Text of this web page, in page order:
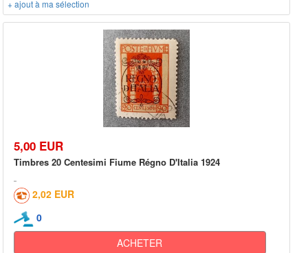
+ ajout à ma sélection
5,00 EUR
Timbres 20 Centesimi Fiume Régno D'Italia 1924
2,02 EUR
0
ACHETER